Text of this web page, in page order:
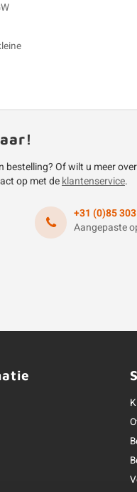
bestelling? Of wilt u meer
op met deklantenservice.
+31 (0)85
Aangepaste